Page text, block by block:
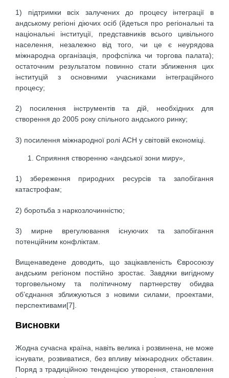
1) підтримки всіх залучених до процесу інтеграції в
андському регіоні діючих осіб (йдеться про регіональні та
національні інституції, представників всього цивільного
населення, незалежно від того, чи це є неурядова
міжнародна організація, профспілка чи торгова палата);
остаточним результатом повинно стати зближення цих
інституцій з основними учасниками інтеграційного
процесу;
2) посилення інструментів та дій, необхідних для
створення до 2005 року спільного андського ринку;
3) посилення міжнародної ролі АСН у світовій економіці.
Сприяння створенню «андської зони миру»,
1) збереження природних ресурсів та запобігання
катастрофам;
2) боротьба з наркозлочинністю;
3) мирне врегулювання існуючих та запобігання
потенційним конфліктам.
Вищенаведене доводить, що зацікавленість Євросоюзу
андським регіоном постійно зростає. Завдяки вигідному
торговельному та політичному партнерству обидва
об’єднання зближуються з новими силами, проектами,
перспективами[7].
Висновки
Жодна сучасна країна, навіть велика і розвинена, не може
існувати, розвиватися, без впливу міжнародних обставин.
Поряд з традиційною тенденцією утворення, становлення